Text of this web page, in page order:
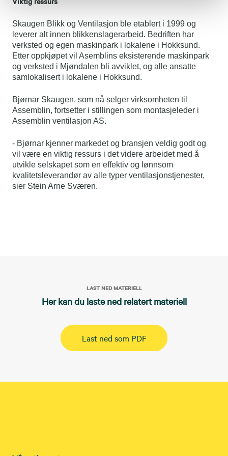
Skaugen Blikk og Ventilasjon ble etablert i 1999 og
leverer alt innen blikkenslagerarbeid. Bedriften har
verksted og egen maskinpark i lokalene i Hokksund.
Etter oppkjøpet vil Asemblins eksisterende maskinpark
og verksted i Mjøndalen bli avviklet, og alle ansatte
samlokalisert i lokalene i Hokksund.
Bjørnar Skaugen, som nå selger virksomheten til
Assemblin, fortsetter i stillingen som montasjeleder i
Assemblin ventilasjon AS.
- Bjørnar kjenner markedet og bransjen veldig godt og
vil være en viktig ressurs i det videre arbeidet med å
utvikle selskapet som en effektiv og lønnsom
kvalitetsleverandør av alle typer ventilasjonstjenester,
sier Stein Arne Sværen.
LAST NED MATERIELL
Her kan du laste ned relatert materiell
Last ned som PDF